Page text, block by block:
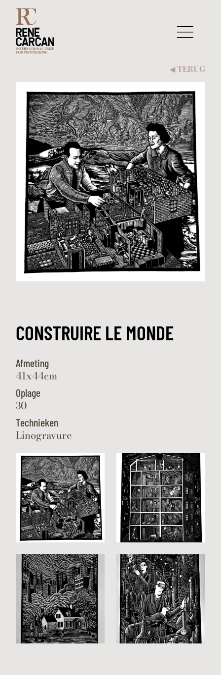
◀︎TERUG
CONSTRUIRE LE MONDE
Afmeting
41x44cm
Oplage
30
Technieken
Linogravure